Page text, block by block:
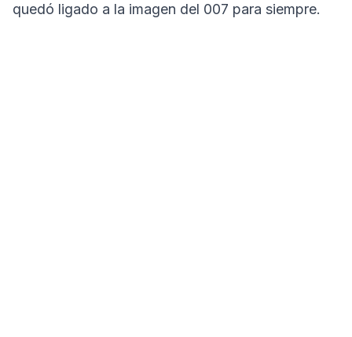
quedó ligado a la imagen del 007 para siempre.